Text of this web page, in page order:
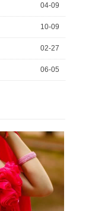
04-09
10-09
02-27
06-05